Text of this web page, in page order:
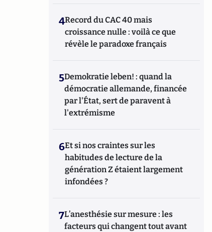
4Record du CAC 40 mais
croissance nulle : voilà ce que
révèle le paradoxe français
5Demokratie leben! : quand la
démocratie allemande, financée
par l'État, sert de paravent à
l'extrémisme
6Et si nos craintes sur les
habitudes de lecture de la
génération Z étaient largement
infondées ?
7L’anesthésie sur mesure : les
facteurs qui changent tout avant